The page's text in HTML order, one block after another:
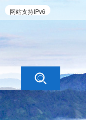
网站支持IPv6